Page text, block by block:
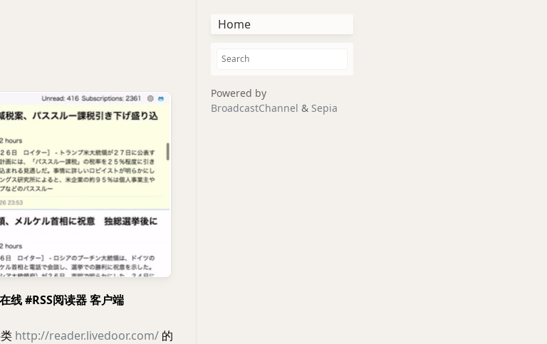
#RSS阅读器 客户端
http://reader.livedoor.com/ 的
Home
Powered by
BroadcastChannel & Sepia